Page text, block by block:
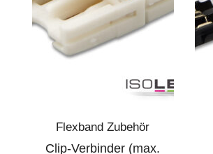
Flexband Zubehör
Clip-Verbinder (max.